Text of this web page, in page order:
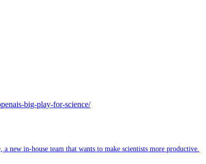
big-play-for-science/
new in-house team that wants to make scientists more productive.